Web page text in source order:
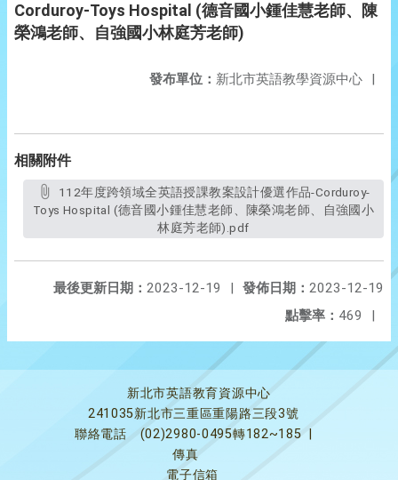
Corduroy-Toys Hospital (德音國小鍾佳慧老師、陳
榮鴻老師、自強國小林庭芳老師)
發布單位： 新北市英語教學資源中心 |
相關附件
Toys Hospital (德音國小鍾佳慧老師、陳榮鴻老師、自強國小
林庭芳老師).pdf
發佈日期： 2023-12-19
最後更新日期： 2023-12-19
|
點擊率： 469 |
新北市英語教育資源中心
241035新北市三重區重陽路三段3號
聯絡電話
(02)2980-0495轉182~185
傳真
電子信箱